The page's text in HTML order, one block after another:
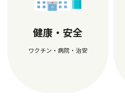
健康・安全
ワクチン・病院・治安